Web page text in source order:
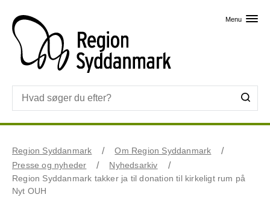
Menu
Region Syddanmark
Om Region Syddanmark
Presse og nyheder
Nyhedsarkiv
Region Syddanmark takker ja til donation til kirkeligt rum på
Nyt OUH